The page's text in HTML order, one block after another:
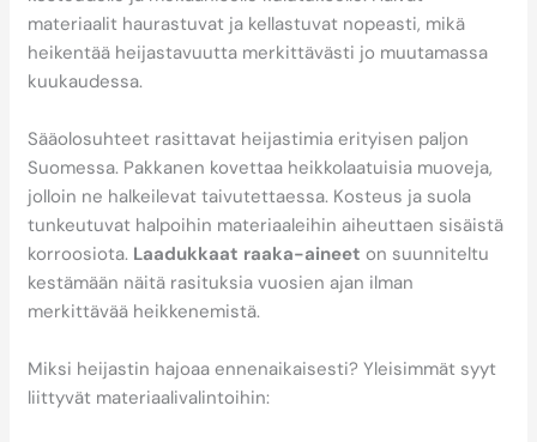
materiaalit haurastuvat ja kellastuvat nopeasti, mikä
heikentää heijastavuutta merkittävästi jo muutamassa
kuukaudessa.
Sääolosuhteet rasittavat heijastimia erityisen paljon
Suomessa. Pakkanen kovettaa heikkolaatuisia muoveja,
jolloin ne halkeilevat taivutettaessa. Kosteus ja suola
tunkeutuvat halpoihin materiaaleihin aiheuttaen sisäistä
korroosiota. Laadukkaat raaka-aineet on suunniteltu
kestämään näitä rasituksia vuosien ajan ilman
merkittävää heikkenemistä.
Miksi heijastin hajoaa ennenaikaisesti? Yleisimmät syyt
liittyvät materiaalivalintoihin: